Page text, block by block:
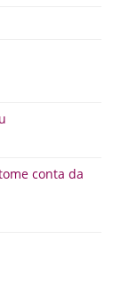
conta da